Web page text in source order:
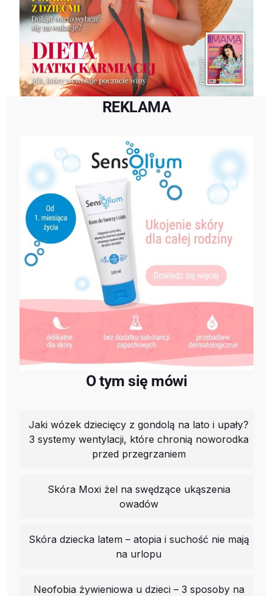
REKLAMA
O tym się mówi
Jaki wózek dziecięcy z gondolą na lato i upały?
3 systemy wentylacji, które chronią noworodka
przed przegrzaniem
Skóra Moxi żel na swędzące ukąszenia
owadów
Skóra dziecka latem – atopia i suchość nie mają
na urlopu
Neofobia żywieniowa u dzieci – 3 sposoby na